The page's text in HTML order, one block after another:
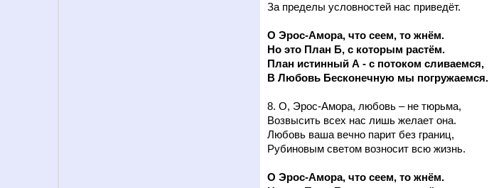
За пределы условностей нас приведёт.
О Эрос-Амора, что сеем, то жнём.
Но это План Б, с которым растём.
План истинный А - с потоком сливаемся,
В Любовь Бесконечную мы погружаемся.
8. О, Эрос-Амора, любовь – не тюрьма,
Возвысить всех нас лишь желает она.
Любовь ваша вечно парит без границ,
Рубиновым светом возносит всю жизнь.
О Эрос-Амора, что сеем, то жнём.